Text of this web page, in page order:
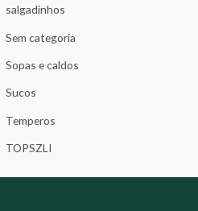
salgadinhos
Sem categoria
Sopas e caldos
Sucos
Temperos
TOPSZLI